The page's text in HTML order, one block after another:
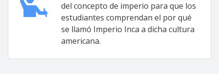
del concepto de imperio para que los
estudiantes comprendan el por qué
se llamó Imperio Inca a dicha cultura
americana.